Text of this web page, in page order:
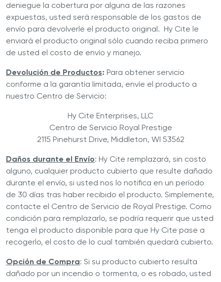
deniegue la cobertura por alguna de las razones
expuestas, usted será responsable de los gastos de
envío para devolverle el producto original. Hy Cite le
enviará el producto original sólo cuando reciba primero
de usted el costo de envío y manejo.
Devolución de Productos: Para obtener servicio
conforme a la garantía limitada, envíe el producto a
nuestro Centro de Servicio:
Hy Cite Enterprises, LLC
Centro de Servicio Royal Prestige
2115 Pinehurst Drive, Middleton, WI 53562
Daños durante el Envío: Hy Cite remplazará, sin costo
alguno, cualquier producto cubierto que resulte dañado
durante el envío, si usted nos lo notifica en un período
de 30 días tras haber recibido el producto. Simplemente,
contacte el Centro de Servicio de Royal Prestige. Como
condición para remplazarlo, se podría requerir que usted
tenga el producto disponible para que Hy Cite pase a
recogerlo, el costo de lo cual también quedará cubierto.
Opción de Compra: Si su producto cubierto resulta
dañado por un incendio o tormenta, o es robado, usted